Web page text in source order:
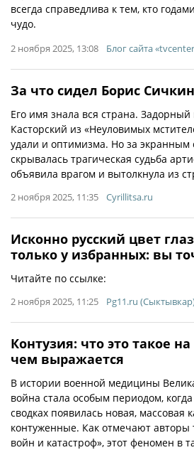
всегда справедлива к тем, кто
чудо.
2 ноября 2025, 13:08 Блог сайта
За что сидел Борис Сичкин
Его имя знала вся страна. Задорный
Касторский из «Неуловимых
удали и оптимизма. Но за экранным
скрывалась трагическая судьба
объявила врагом и вытолкнула из
2 ноября 2025, 11:35 Cyrillitsa.ru
Исконно русский цвет
только у избранных: вы
Читайте по ссылке:
2 ноября 2025, 11:25 Pg11.ru
Контузия: что это такое
чем выражается
В истории военной медицины
война стала особым периодом,
сводках появилась новая, массовая
контуженные. Как отмечают авторы
войн и катастроф», этот феномен в